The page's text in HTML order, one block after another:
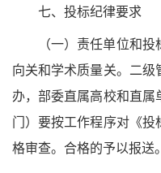
七、投标纪律要求
（一）责任单位和
向关和学术质量关。二级
办，部委直属高校和直属
门）要按工作程序对《投
格审查。合格的予以报送。